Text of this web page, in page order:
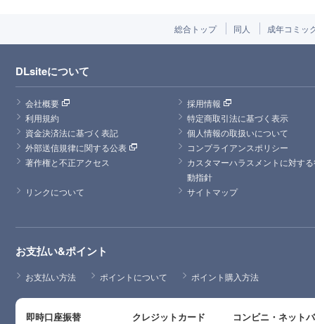
総合トップ 同人 成年コミッ
DLsiteについて
会社概要
採用情報
利用規約
特定商取引法に基づく表示
資金決済法に基づく表記
個人情報の取扱いについて
外部送信規律に関する公表
コンプライアンスポリシー
著作権と不正アクセス
カスタマーハラスメントに対す
動指針
リンクについて
サイトマップ
お支払い&ポイント
お支払い方法 ポイントについて ポイント購入方法
即時口座振替 クレジットカード コンビニ・ネット